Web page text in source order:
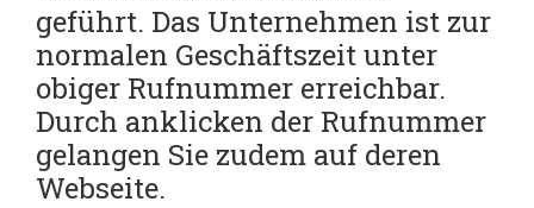
geführt. Das Unternehmen ist zur
normalen Geschäftszeit unter
obiger Rufnummer erreichbar.
Durch anklicken der Rufnummer
gelangen Sie zudem auf deren
Webseite.